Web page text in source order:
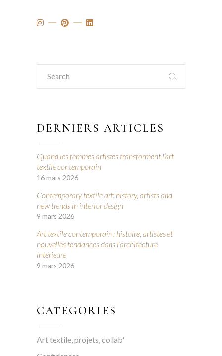
Search
for:
DERNIERS ARTICLES
Quand les femmes artistes transforment l’art
textile contemporain
16 mars 2026
Contemporary textile art: history, artists and
new trends in interior design
9 mars 2026
Art textile contemporain : histoire, artistes et
nouvelles tendances dans l’architecture
intérieure
9 mars 2026
CATEGORIES
Art textile, projets, collab'